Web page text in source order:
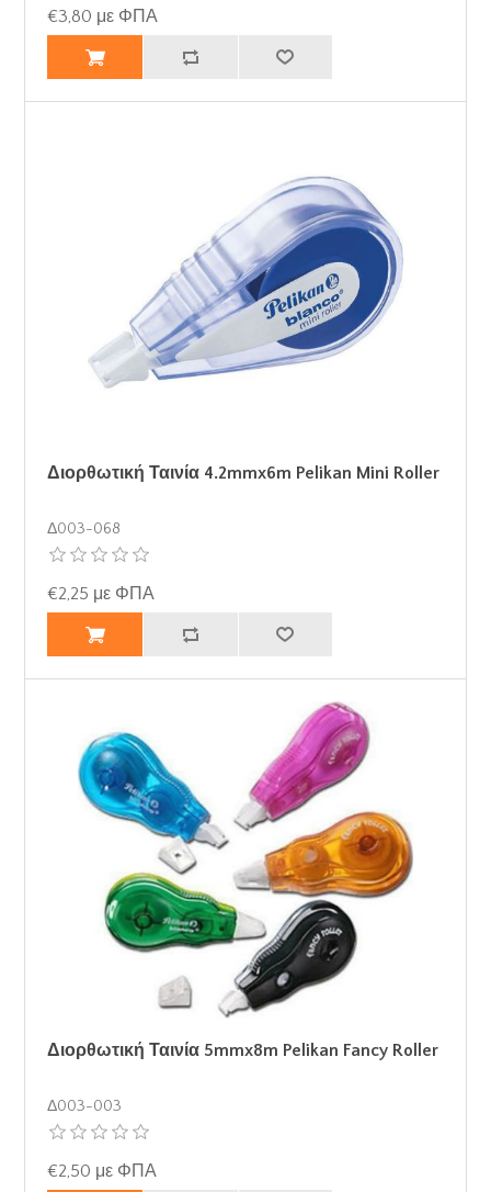
€3,80 με ΦΠΑ
Διορθωτική Ταινία 4.2mmx6m Pelikan Mini Roller
Δ003-068
€2,25 με ΦΠΑ
Διορθωτική Ταινία 5mmx8m Pelikan Fancy Roller
Δ003-003
€2,50 με ΦΠΑ